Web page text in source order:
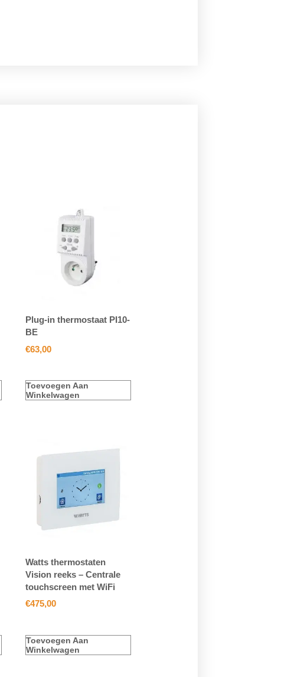
Plug-in thermostaat PI10-
BE
€63,00
Toevoegen Aan
Winkelwagen
Watts thermostaten
Vision reeks – Centrale
touchscreen met WiFi
€475,00
Toevoegen Aan
Winkelwagen